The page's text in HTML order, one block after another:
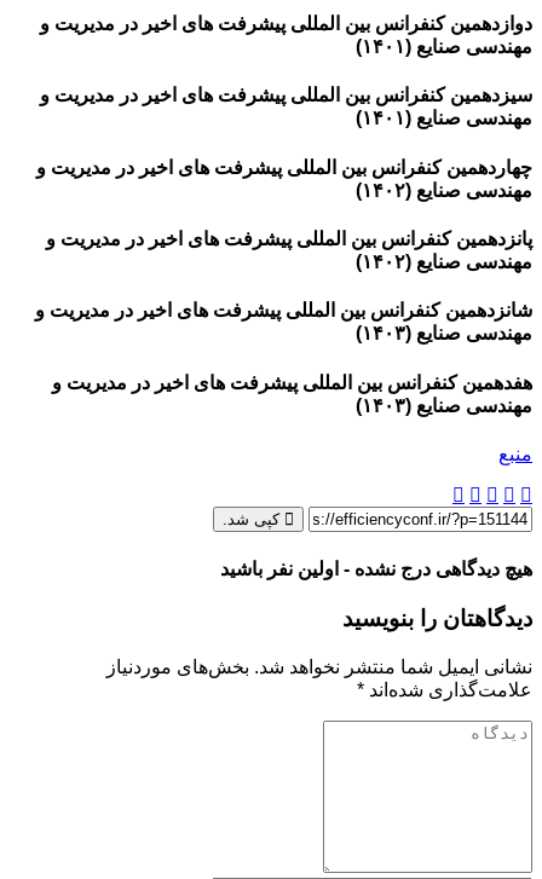
دوازدهمین کنفرانس بین المللی پیشرفت های اخیر در مدیریت و
مهندسی صنایع (۱۴۰۱)
سیزدهمین کنفرانس بین المللی پیشرفت های اخیر در مدیریت و
مهندسی صنایع (۱۴۰۱)
چهاردهمین کنفرانس بین المللی پیشرفت های اخیر در مدیریت و
مهندسی صنایع (۱۴۰۲)
پانزدهمین کنفرانس بین المللی پیشرفت های اخیر در مدیریت و
مهندسی صنایع (۱۴۰۲)
شانزدهمین کنفرانس بین المللی پیشرفت های اخیر در مدیریت و
مهندسی صنایع (۱۴۰۳)
هفدهمین کنفرانس بین المللی پیشرفت های اخیر در مدیریت و
مهندسی صنایع (۱۴۰۳)
منبع
کپی شد.
هیچ دیدگاهی درج نشده - اولین نفر باشید
دیدگاهتان را بنویسید
نشانی ایمیل شما منتشر نخواهد شد. بخش‌های موردنیاز
علامت‌گذاری شده‌اند *